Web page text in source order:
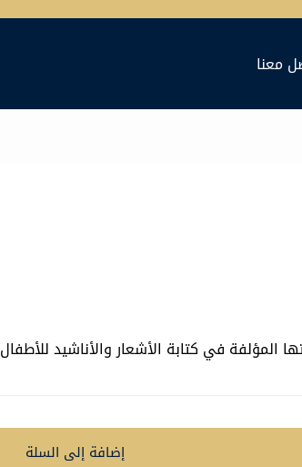
معنا
المؤلفة في كتابة الأشعار والأناشيد للأطفال
إضافة إلى السلة